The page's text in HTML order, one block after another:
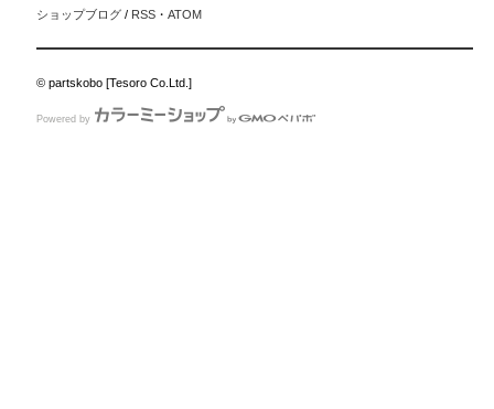
ショップブログ / RSS ・ATOM
© partskobo [Tesoro Co.Ltd.]
Powered by